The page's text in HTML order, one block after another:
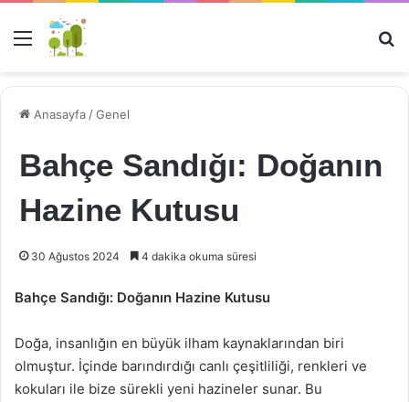
Menü
Anasayfa /Genel
Bahçe Sandığı: Doğanın
Hazine Kutusu
30 Ağustos 2024 4 dakika okuma süresi
Bahçe Sandığı: Doğanın Hazine Kutusu
Doğa, insanlığın en büyük ilham kaynaklarından biri
olmuştur. İçinde barındırdığı canlı çeşitliliği, renkleri ve
kokuları ile bize sürekli yeni hazineler sunar. Bu